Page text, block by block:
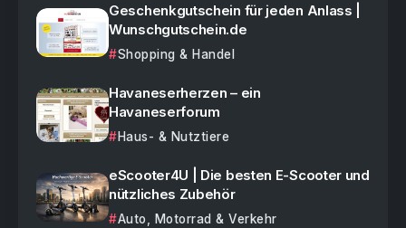
Geschenkgutschein für jeden Anlass |
Wunschgutschein.de
Shopping & Handel
Havaneserherzen – ein
Havaneserforum
Haus- & Nutztiere
eScooter4U | Die besten E-Scooter und
nützliches Zubehör
Auto, Motorrad & Verkehr